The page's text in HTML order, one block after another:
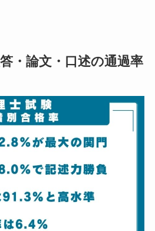
・論文・口述の通過率